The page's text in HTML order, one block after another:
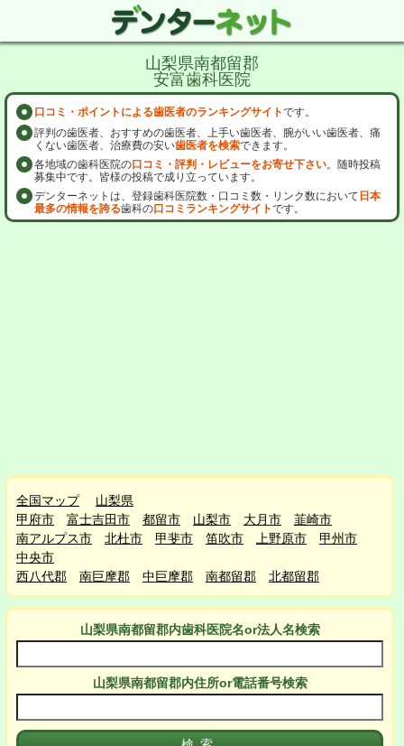
山梨県南都留郡
安富歯科医院
口コミ・ポイントによる歯医者のランキングサイトです。
評判の歯医者、おすすめの歯医者、上手い歯医者、腕がいい歯医者、痛
くない歯医者、治療費の安い歯医者を検索できます。
各地域の歯科医院の口コミ・評判・レビューをお寄せ下さい。随時投稿
募集中です。皆様の投稿で成り立っています。
デンターネットは、登録歯科医院数・口コミ数・リンク数において 日本
最多の情報を誇る歯科の口コミランキングサイトです。
全国マップ
山梨県
甲府市
富士吉田市 都留市 山梨市 大月市
韮崎市
南アルプス市
北杜市 甲斐市 笛吹市 上野原市
甲州市
中央市
西八代郡
南巨摩郡 中巨摩郡 南都留郡 北都留郡
山梨県南都留郡内歯科医院名or法人名検索
山梨県南都留郡内住所or電話番号検索